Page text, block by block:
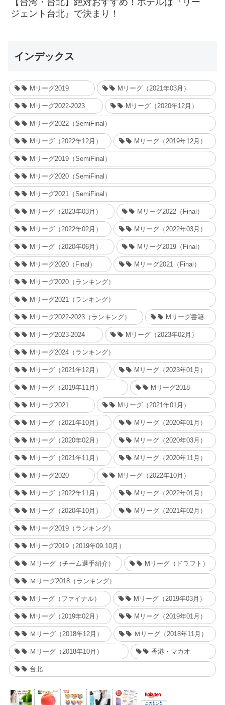
ジェント台北』で決まり！
インデックス
Mリーグ2019 Mリーグ（2021年03月）
Mリーグ2022-2023 Mリーグ（2020年12月）
Mリーグ2022（SemiFinal）
Mリーグ（2022年12月） Mリーグ（2019年12月）
Mリーグ2019（SemiFinal）
Mリーグ2020（SemiFinal）
Mリーグ2021（SemiFinal）
Mリーグ（2023年03月） Mリーグ2022（Final）
Mリーグ（2022年02月） Mリーグ（2022年03月）
Mリーグ（2020年06月） Mリーグ2019（Final）
Mリーグ2020（Final） Mリーグ2021（Final）
Mリーグ2020（ランキング）
Mリーグ2021（ランキング）
Mリーグ2022-2023（ランキング） Mリーグ書籍
Mリーグ2023-2024 Mリーグ（2023年02月）
Mリーグ2024（ランキング）
Mリーグ（2021年12月） Mリーグ（2023年01月）
Mリーグ（2019年11月） Mリーグ2018
Mリーグ2021 Mリーグ（2021年01月）
Mリーグ（2021年10月） Mリーグ（2020年01月）
Mリーグ（2020年02月） Mリーグ（2020年03月）
Mリーグ（2021年11月） Mリーグ（2020年11月）
Mリーグ2020 Mリーグ（2022年10月）
Mリーグ（2022年11月） Mリーグ（2022年01月）
Mリーグ（2020年10月） Mリーグ（2021年02月）
Mリーグ2019（ランキング）
Mリーグ2019（2019年09.10月）
Ｍリーグ（チーム選手紹介） Mリーグ（ドラフト）
Ｍリーグ2018（ランキング）
Mリーグ（ファイナル） Mリーグ（2019年03月）
Mリーグ（2019年02月） Mリーグ（2019年01月）
Ｍリーグ（2018年12月） Ｍリーグ（2018年11月）
Ｍリーグ（2018年10月） 香港・マカオ
台北